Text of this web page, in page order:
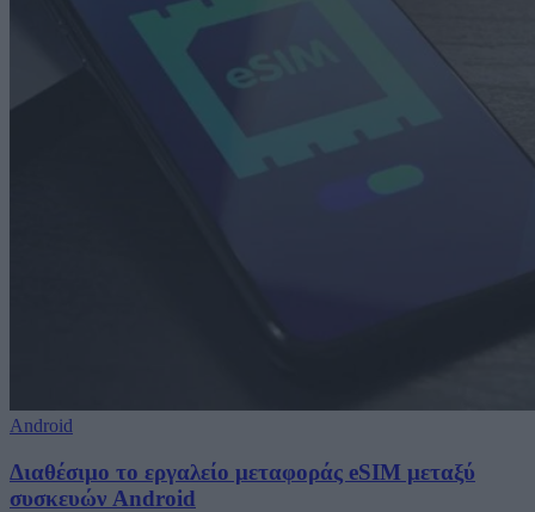
Android
Διαθέσιμο το εργαλείο μεταφοράς eSIM μεταξύ
συσκευών Android